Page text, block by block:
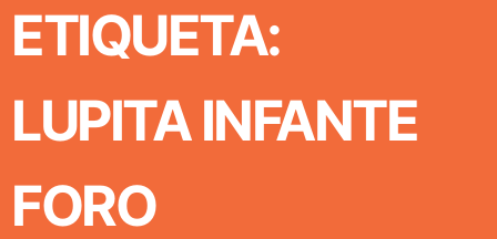
ETIQUETA:
LUPITA INFANTE
FORO